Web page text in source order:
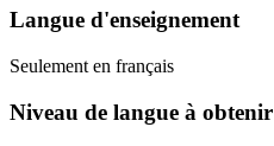
Langue d'enseignement
Seulement en français
Niveau de langue à obtenir